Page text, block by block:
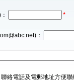
* (
：
絡電話及電郵地址方便聯